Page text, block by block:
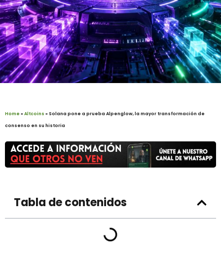
Home »Altcoins »Solana pone a prueba Alpenglow, la mayor transformación de
consenso en su historia
Tabla de contenidos